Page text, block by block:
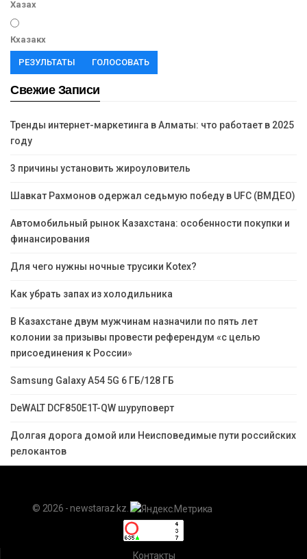
Хазах
Кхазакх
РЕЗУЛЬТАТЫ ГОЛОСОВАТЬ
Свежие Записи
Тренды интернет-маркетинга в Алматы: что работает в 2025
году
3 причины установить жироуловитель
Шавкат Рахмонов одержал седьмую победу в UFC (ВМДЕО)
Автомобильный рынок Казахстана: особенности покупки и
финансирования
Для чего нужны ночные трусики Kotex?
Как убрать запах из холодильника
В Казахстане двум мужчинам назначили по пять лет
колонии за призывы провести референдум «с целью
присоединения к России»
Samsung Galaxy A54 5G 6 ГБ/128 ГБ
DeWALT DCF850E1T-QW шуруповерт
Долгая дорога домой или Неисповедимые пути российских
релокантов
© 2026 - newstaraz.kz.
Контакты